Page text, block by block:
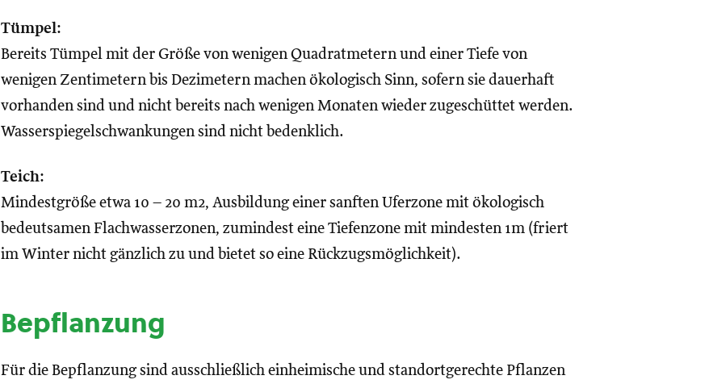
Tümpel:
Bereits Tümpel mit der Größe von wenigen Quadratmetern und einer Tiefe von
wenigen Zentimetern bis Dezimetern machen ökologisch Sinn, sofern sie dauerhaft
vorhanden sind und nicht bereits nach wenigen Monaten wieder zugeschüttet werden.
Wasserspiegelschwankungen sind nicht bedenklich.
Teich:
Mindestgröße etwa 10 – 20 m2, Ausbildung einer sanften Uferzone mit ökologisch
bedeutsamen Flachwasserzonen, zumindest eine Tiefenzone mit mindesten 1m (friert
im Winter nicht gänzlich zu und bietet so eine Rückzugsmöglichkeit).
Bepflanzung
Für die Bepflanzung sind ausschließlich einheimische und standortgerechte Pflanzen